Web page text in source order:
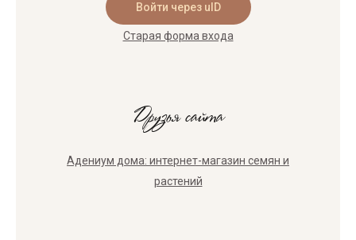
Войти через uID
Старая форма входа
Друзья сайта
Адениум дома: интернет-магазин семян и
растений